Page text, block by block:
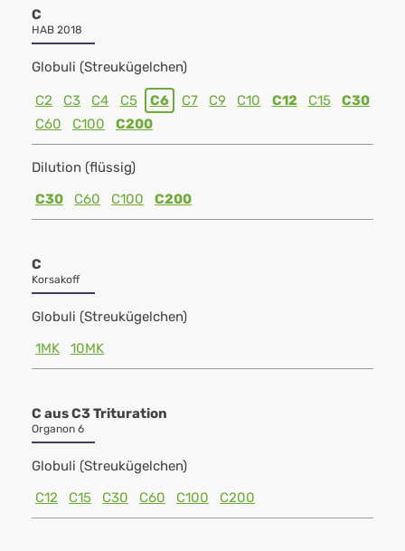
C
HAB 2018
Globuli (Streukügelchen)
C2 C3 C4 C5 C6 C7 C9 C10 C12 C15
C30
C60
C100 C200
Dilution (flüssig)
C30
C60 C100 C200
C
Korsakoff
Globuli (Streukügelchen)
1MK
10MK
C aus C3 Trituration
Organon 6
Globuli (Streukügelchen)
C12
C15 C30 C60 C100 C200